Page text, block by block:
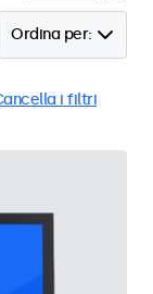
Ordina per:
i filtri